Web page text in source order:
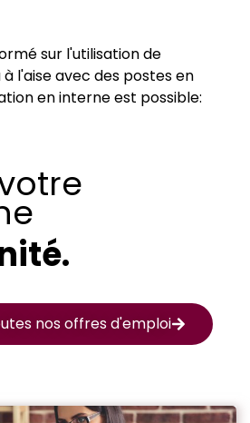
sur l'utilisation de
l'aise avec des postes en
en interne est possible:
nos offres d'emploi